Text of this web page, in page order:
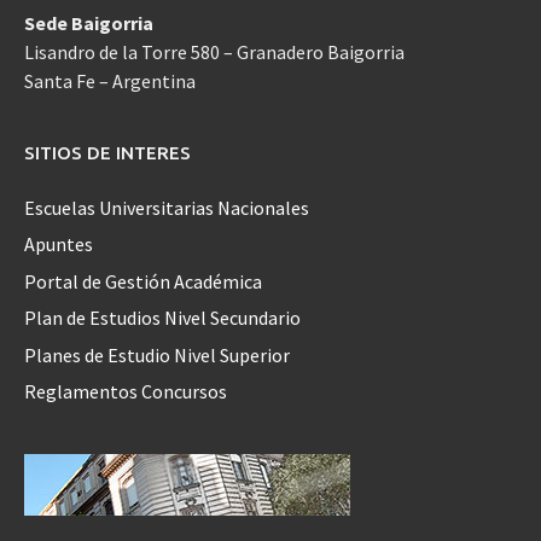
Sede Baigorria
Lisandro de la Torre 580 – Granadero Baigorria
Santa Fe – Argentina
SITIOS DE INTERES
Escuelas Universitarias Nacionales
Apuntes
Portal de Gestión Académica
Plan de Estudios Nivel Secundario
Planes de Estudio Nivel Superior
Reglamentos Concursos